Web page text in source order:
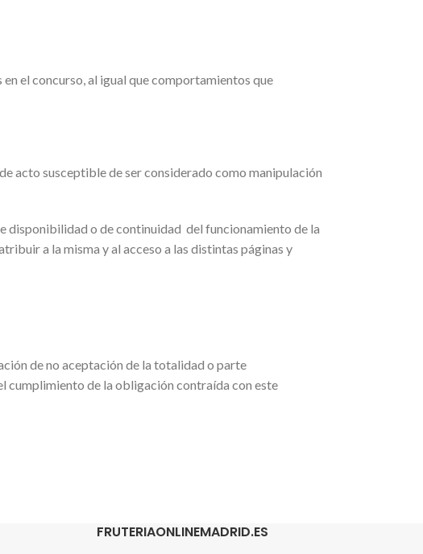
el concurso, al igual que comportamientos que
acto susceptible de ser considerado como manipulación
disponibilidad o de continuidad del funcionamiento de la
a la misma y al acceso a las distintas páginas y
de no aceptación de la totalidad o parte
cumplimiento de la obligación contraída con este
FRUTERIAONLINEMADRID.ES